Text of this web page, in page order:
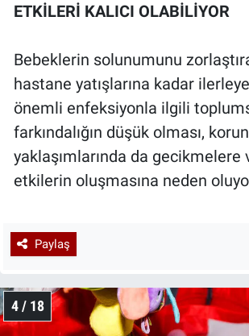
ETKİLERİ KALICI OLABİLİYOR
Bebeklerin solunumunu
hastane yatışlarına kadar
önemli enfeksiyonla ilgili
farkındalığın düşük olması,
yaklaşımlarında da gecikmelere
etkilerin oluşmasına neden
Paylaş
4 / 18